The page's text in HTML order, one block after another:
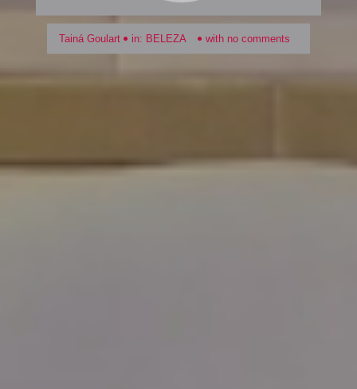
Tainá Goulart in: BELEZA with no comments